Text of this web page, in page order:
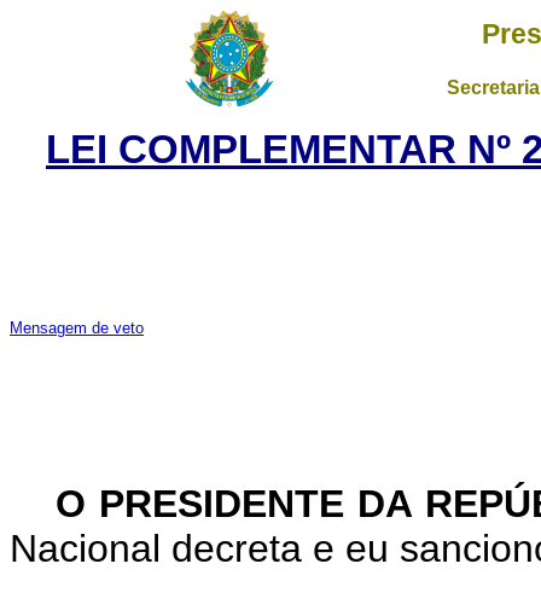
LEI COMPLEMENTAR Nº
Mensagem de veto
O PRESIDENTE DA
Nacional decreta e eu